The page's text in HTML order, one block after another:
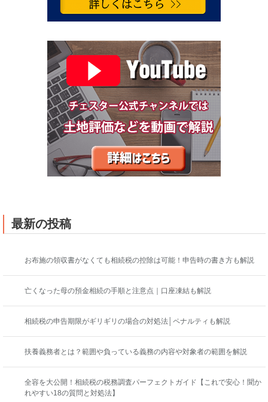
最新の投稿
お布施の領収書がなくても相続税の控除は可能！申告時の書き方も解説
亡くなった母の預金相続の手順と注意点｜口座凍結も解説
相続税の申告期限がギリギリの場合の対処法│ペナルティも解説
扶養義務者とは？範囲や負っている義務の内容や対象者の範囲を解説
全容を大公開！相続税の税務調査パーフェクトガイド【これで安心！聞か
れやすい18の質問と対処法】